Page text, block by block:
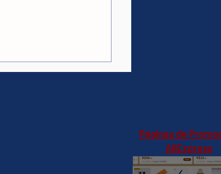
Juros)(18X Sem Juros
Amazon)
Páginas de
AliExpress